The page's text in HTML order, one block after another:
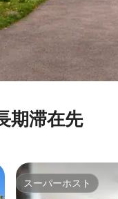
期滞在先
スーパーホスト
スーパーホスト